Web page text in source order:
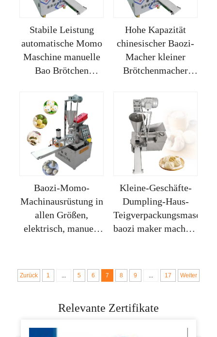
Stabile Leistung
automatische Momo
Maschine manuelle
Bao Brötchen
Maker Restaurant
Hohe Kapazität
chinesischer Baozi-
Macher kleiner
Brötchenmacher
Brötchen Baozi
Momo Machen
chinesischer Baozi-
Macher
Baozi-Momo-
Machinausrüstung in
allen Größen,
elektrisch, manuell
Kleine-Geschäfte-
Dumpling-Haus-
Teigverpackungsmaschine
baozi maker machine
formkunststoff
Zurück 1 ... 5 6 7 8 9 ... 17 Weiter
Relevante Zertifikate